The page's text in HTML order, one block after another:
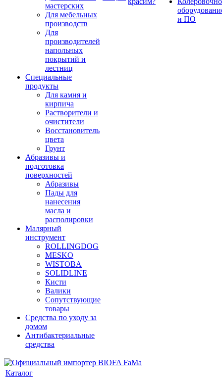
мастерских
Для мебельных
производств
Для
производителей
напольных
покрытий и
лестниц
Специальные
продукты
Для камня и
кирпича
Растворители и
очистители
Восстановитель
цвета
Грунт
Абразивы и
подготовка
поверхностей
Абразивы
Пады для
нанесения
масла и
располировки
Малярный
инструмент
ROLLINGDOG
MESKO
WISTOBA
SOLIDLINE
Кисти
Валики
Сопутствующие
товары
Средства по уходу за
домом
Антибактериальные
средства
и ПО
Каталог